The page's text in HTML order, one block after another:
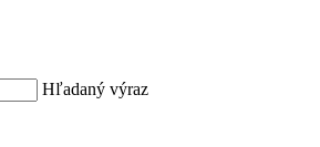
Hľadaný výraz